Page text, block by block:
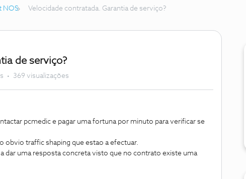
NOS Velocidade contratada. Garantia de serviço?
de serviço?
369 visualizações
pcmedic e pagar uma fortuna por minuto para verificar se
obvio traffic shaping que estao a efectuar.
dar uma resposta concreta visto que no contrato existe uma